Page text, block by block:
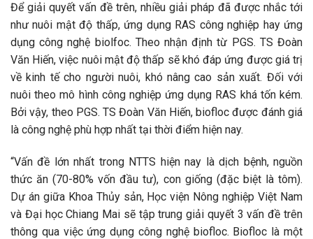
Để giải quyết vấn đề trên, nhiều giải pháp đã được nhắc tới
như nuôi mật độ thấp, ứng dụng RAS công nghiệp hay ứng
dụng công nghệ biolfoc. Theo nhận định từ PGS. TS Đoàn
Văn Hiến, việc nuôi mật độ thấp sẽ khó đáp ứng được giá trị
về kinh tế cho người nuôi, khó nâng cao sản xuất. Đối với
nuôi theo mô hình công nghiệp ứng dụng RAS khá tốn kém.
Bởi vậy, theo PGS. TS Đoàn Văn Hiến, biofloc được đánh giá
là công nghệ phù hợp nhất tại thời điểm hiện nay.
“Vấn đề lớn nhất trong NTTS hiện nay là dịch bệnh, nguồn
thức ăn (70-80% vốn đầu tư), con giống (đặc biệt là tôm).
Dự án giữa Khoa Thủy sản, Học viện Nông nghiệp Việt Nam
và Đại học Chiang Mai sẽ tập trung giải quyết 3 vấn đề trên
thông qua việc ứng dụng công nghệ biofloc. Biofloc là một